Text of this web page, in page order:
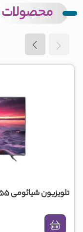
محصولات
تلویزیون شیائومی 55اینچ 4K مدل 55MI 4S